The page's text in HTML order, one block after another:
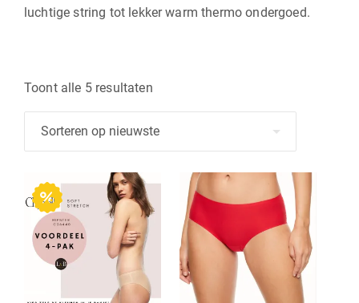
luchtige string tot lekker warm thermo ondergoed.
Toont alle 5 resultatenGesorteerd
op
nieuwste
Dit
product
heeft
meerdere
variaties.
Deze